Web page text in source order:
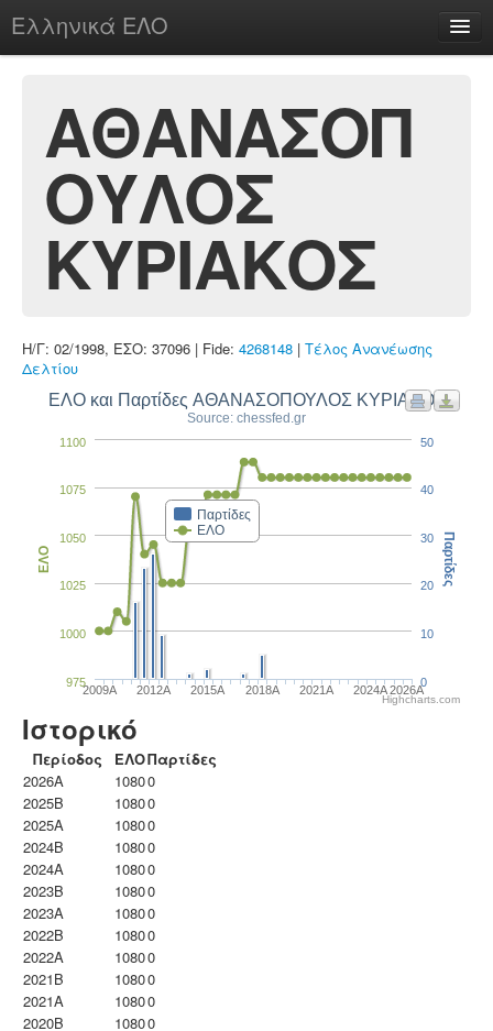
Ελληνικά ΕΛΟ
chesstu.be @ discord
Login
ΑΘΑΝΑΣΟΠ
ΟΥΛΟΣ
ΚΥΡΙΑΚΟΣ
Η/Γ: 02/1998, ΕΣΟ: 37096 | Fide: 4268148 | Τέλος Ανανέωσης
Δελτίου
ΕΛΟ και Παρτίδες ΑΘΑΝΑΣΟΠΟΥΛΟΣ ΚΥΡΙΑΚΟΣ
Source: chessfed.gr
Παρτίδες
ΕΛΟ
2009A 2012A 2015A 2018A 2021A 2024A2026A
975
1000
1025
1050
1075
1100
ΕΛΟ
0
10
20
30
40
50
Παρτίδες
Highcharts.com
Ιστορικό
Περίοδος ΕΛΟΠαρτίδες
2026A
10800
2025B
10800
2025A
10800
2024B
10800
2024A
10800
2023B
10800
2023Α
10800
2022B
10800
2022A
10800
2021B
10800
2021A
10800
2020B
10800